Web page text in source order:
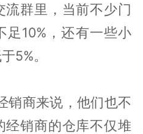
群里，当前不少门
足10%，还有一些小
5%。
销商来说，他们也不
经销商的仓库不仅堆